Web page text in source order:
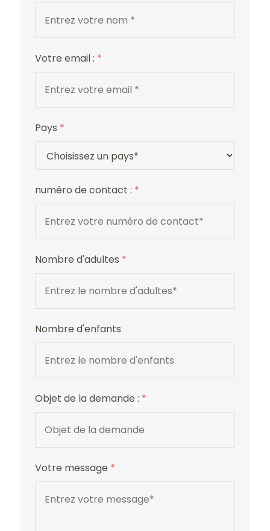
Votre email : *
Pays *
numéro de contact : *
Nombre d'adultes *
Nombre d'enfants
Objet de la demande : *
Votre message *